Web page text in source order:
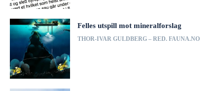
Felles utspill mot mineralforslag
THOR-IVAR GULDBERG – RED. FAUNA.NO